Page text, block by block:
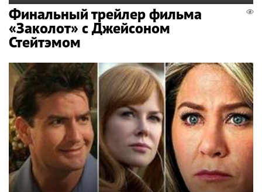
Финальный трейлер фильма
«Заколот» с Джейсоном
Стейтэмом